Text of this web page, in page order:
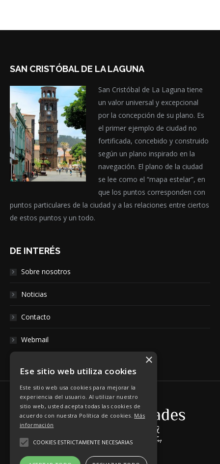
SAN CRISTÓBAL DE LA LAGUNA
San Cristóbal de La Laguna tiene
un valor universal y excepcional
por la concepción de su plano. Es
el primer ejemplo de ciudad no
fortificada, concebido y construido
según un plano inspirado en la
navegación. El plano de la ciudad
se lee como el “mapa estelar”, en
que los puntos corresponden con
puntos particulares de la ciudad y a las relaciones entre ciertos
de estos puntos y un todo.
DE INTERÉS
Sobre nosotros
Noticias
Contacto
Webmail
×
Ese sitio web utiliza cookies
Este sitio web usa cookies para mejorar la
experiencia del usuario. Al utilizar nuestro
sitio web, usted acepta todas las cookies de
acuerdo con nuestra Política de cookies. Más
información
COOKIES ESTRICTAMENTE NECESARIAS